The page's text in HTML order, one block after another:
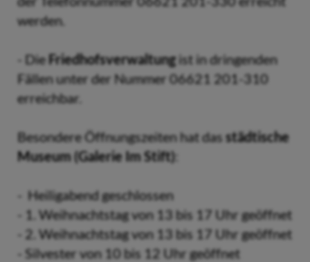
werden.
- DieFriedhofsverwaltungist in dringenden
Fällen unter der Nummer 06621 201-310
erreichbar.
Besondere Öffnungszeiten hat dasstädtische
Museum (Galerie Im Stift):
- Heiligabend geschlossen
- 1. Weihnachtstag von 13 bis 17 Uhr geöffnet
- 2. Weihnachtstag von 13 bis 17 Uhr geöffnet
- Silvester von 10 bis 12 Uhr geöffnet